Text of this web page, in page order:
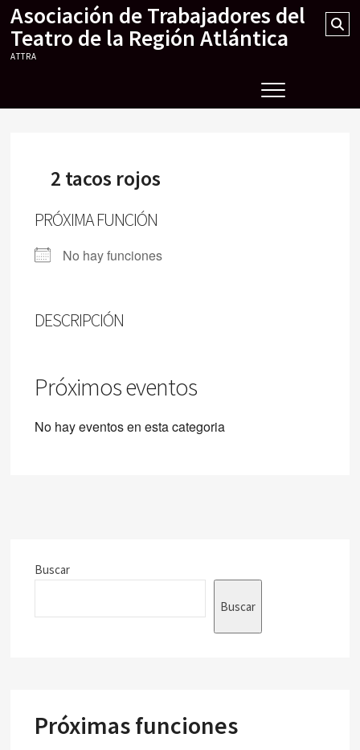
Skip
content
Asociación de Trabajadores del
Teatro de la Región Atlántica
ATTRA
2 tacos rojos
PRÓXIMA FUNCIÓN
No hay funciones
DESCRIPCIÓN
Próximos eventos
No hay eventos en esta categoria
Buscar
Buscar
Próximas funciones